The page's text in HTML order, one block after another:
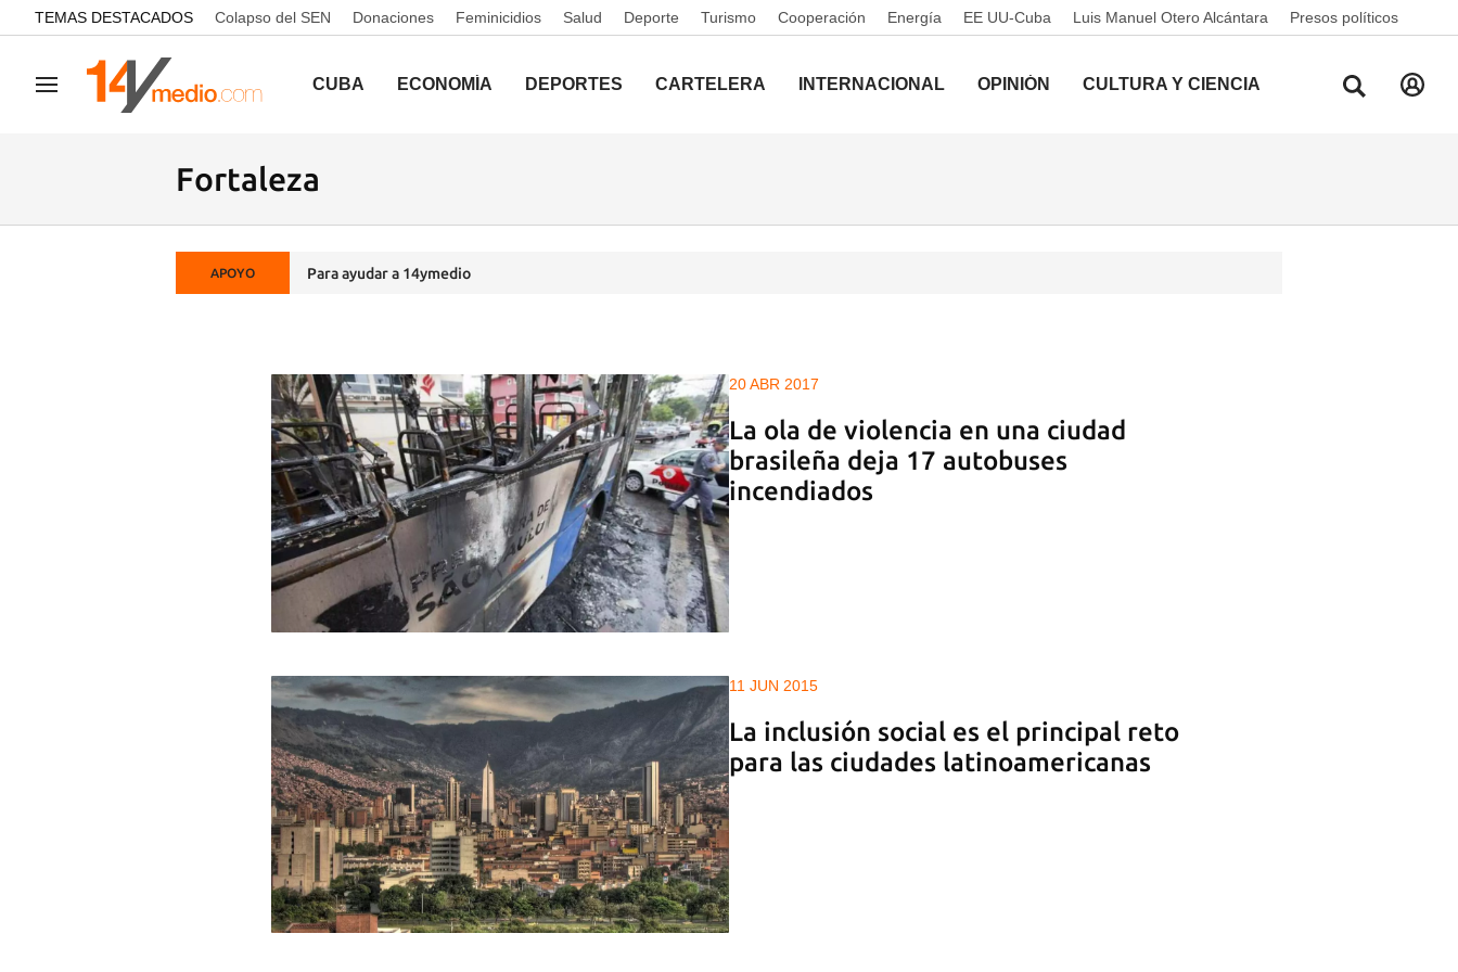
common.go-to-content
TEMAS DESTACADOS Colapso del SEN Donaciones Feminicidios Salud Deporte Turismo Cooperación Energía EE UU-Cuba Luis Manuel Otero Alcántara Presos políticos
Navegación CUBA ECONOMÍA DEPORTES CARTELERA INTERNACIONAL OPINIÓN CULTURA Y CIENCIA
Fortaleza
APOYO Para ayudar a 14ymedio
20 ABR 2017
La ola de violencia en una ciudad
brasileña deja 17 autobuses
incendiados
11 JUN 2015
La inclusión social es el principal reto
para las ciudades latinoamericanas